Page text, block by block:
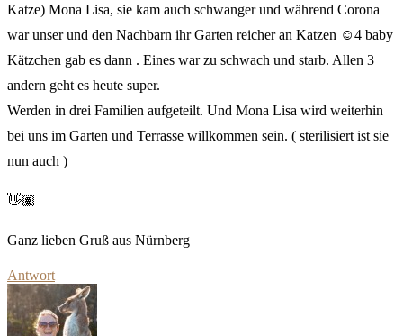
Katze) Mona Lisa, sie kam auch schwanger und während Corona
war unser und den Nachbarn ihr Garten reicher an Katzen ☺️4 baby
Kätzchen gab es dann . Eines war zu schwach und starb. Allen 3
andern geht es heute super.
Werden in drei Familien aufgeteilt. Und Mona Lisa wird weiterhin
bei uns im Garten und Terrasse willkommen sein. ( sterilisiert ist sie
nun auch )
👋🏽
Ganz lieben Gruß aus Nürnberg
Antwort